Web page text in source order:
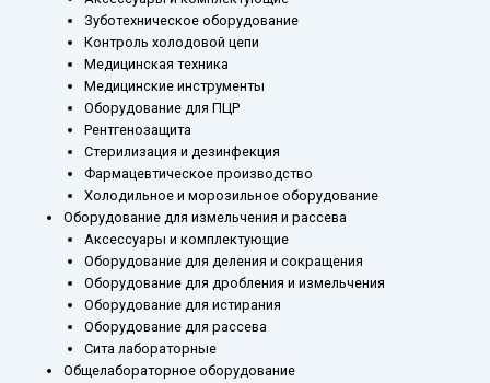
Зуботехническое оборудование
Контроль холодовой цепи
Медицинская техника
Медицинские инструменты
Оборудование для ПЦР
Рентгенозащита
Стерилизация и дезинфекция
Фармацевтическое производство
Холодильное и морозильное оборудование
Оборудование для измельчения и рассева
Аксессуары и комплектующие
Оборудование для деления и сокращения
Оборудование для дробления и измельчения
Оборудование для истирания
Оборудование для рассева
Сита лабораторные
Общелабораторное оборудование